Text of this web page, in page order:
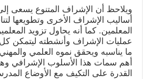
ويلاحظ أن الإشراف المتنوع يسعى
أساليب الإشراف الأخرى وتطويعها
المعلمين. كما أنه يحاول تزويد
عمليات الإشراف وأنشطته ليتمكن كل
ما يناسبه ويحقق نموه العلمي
أهم سمات هذا الأسلوب الإشرافي
القدرة على التكيف مع الأوضاع